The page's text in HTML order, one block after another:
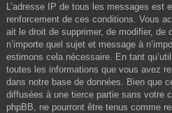
L’adresse IP de tous les messages est
renforcement de ces conditions. Vous
ait le droit de supprimer, de modifier, de
n’importe quel sujet et message à
estimons cela nécessaire. En tant
toutes les informations que vous avez
dans notre base de données. Bien que
diffusées à une tierce partie sans votre
phpBB, ne pourront être tenus comme